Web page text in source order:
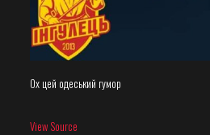
Ох цей одеський гумор
View Source